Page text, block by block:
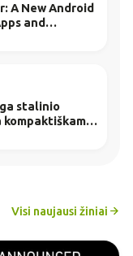
A New Android
and
stalinio
Visi naujausi žiniai